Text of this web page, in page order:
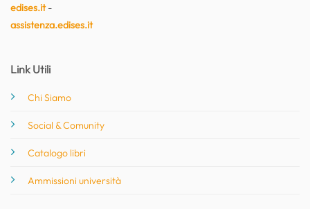
edises.it-
assistenza.edises.it
Link Utili
Chi Siamo
Social & Comunity
Catalogo libri
Ammissioni università